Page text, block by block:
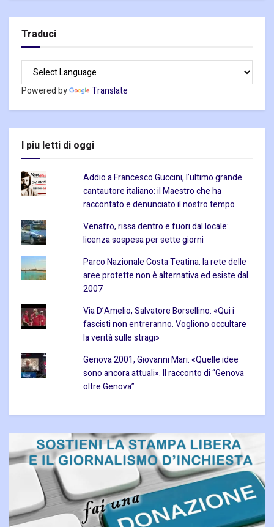
Traduci
Powered by Translate
I piu letti di oggi
Addio a Francesco Guccini, l’ultimo grande
cantautore italiano: il Maestro che ha
raccontato e denunciato il nostro tempo
Venafro, rissa dentro e fuori dal locale:
licenza sospesa per sette giorni
Parco Nazionale Costa Teatina: la rete delle
aree protette non è alternativa ed esiste dal
2007
Via D’Amelio, Salvatore Borsellino: «Qui i
fascisti non entreranno. Vogliono occultare
la verità sulle stragi»
Genova 2001, Giovanni Mari: «Quelle idee
sono ancora attuali». Il racconto di “Genova
oltre Genova”